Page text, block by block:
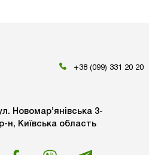
+38 (099) 331 20 20
Новомар’янівська 3-
н, Київська область